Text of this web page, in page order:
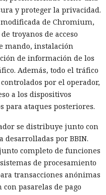
y proteger la privacidad.
de Chromium,
troyanos de acceso
mando, instalación
de información de los
Además, todo el tráfico
por el operador,
a los dispositivos
para ataques posteriores.
se distribuye junto con
desarrolladas por BBIN.
completo de funciones
de procesamiento
transacciones anónimas
pasarelas de pago